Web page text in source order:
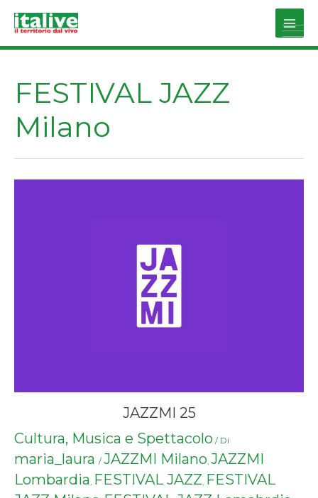
Main
FESTIVAL JAZZ
Milano
JAZZMI 25
Cultura, Musica e Spettacolo / Di
maria_laura / JAZZMI Milano, JAZZMI
Lombardia, FESTIVAL JAZZ, FESTIVAL